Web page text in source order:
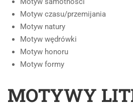
Motyw czasu/przemijania
Motyw natury
Motyw wędrówki
Motyw honoru
Motyw formy
MOTYWY